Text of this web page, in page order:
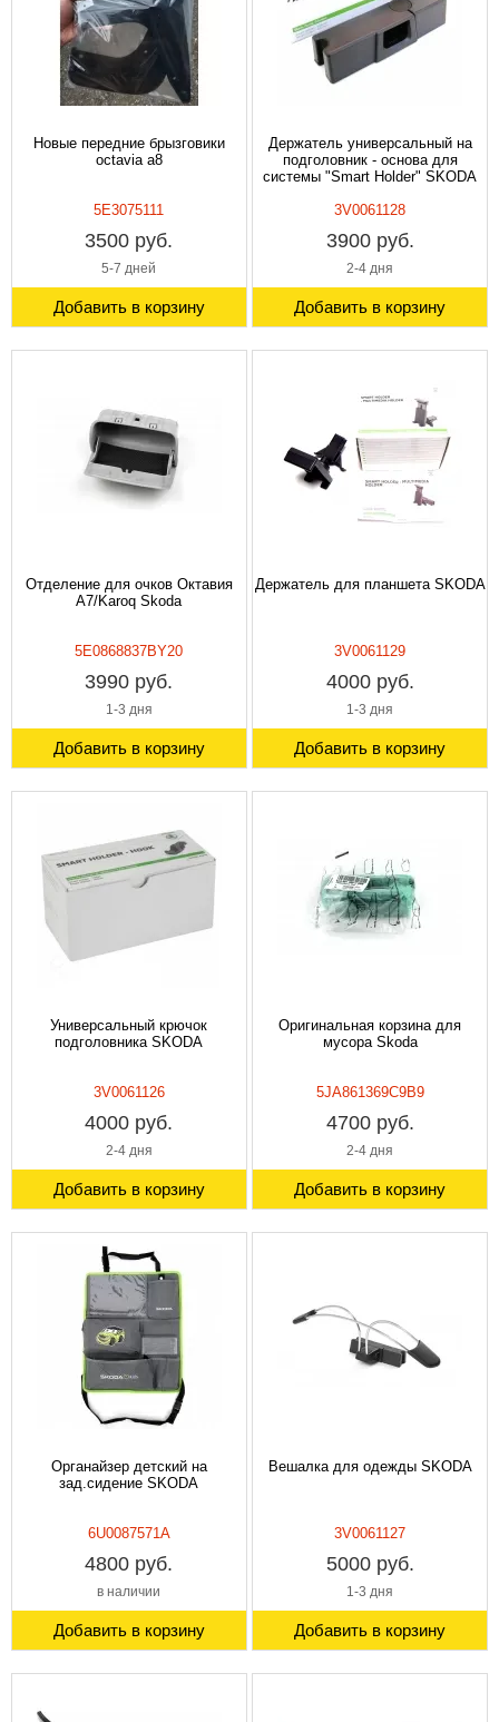
Новые передние брызговики
octavia a8
5Е3075111
3500 руб.
5-7 дней
Добавить в корзину
Держатель универсальный на
подголовник - основа для
системы "Smart Holder" SKODA
3V0061128
3900 руб.
2-4 дня
Добавить в корзину
Отделение для очков Октавия
A7/Karoq Skoda
5E0868837BY20
3990 руб.
1-3 дня
Добавить в корзину
Держатель для планшета SKODA
3V0061129
4000 руб.
1-3 дня
Добавить в корзину
Универсальный крючок
подголовника SKODA
3V0061126
4000 руб.
2-4 дня
Добавить в корзину
Оригинальная корзина для
мусора Skoda
5JA861369C9B9
4700 руб.
2-4 дня
Добавить в корзину
Органайзер детский на
зад.сидение SKODA
6U0087571A
4800 руб.
в наличии
Добавить в корзину
Вешалка для одежды SKODA
3V0061127
5000 руб.
1-3 дня
Добавить в корзину